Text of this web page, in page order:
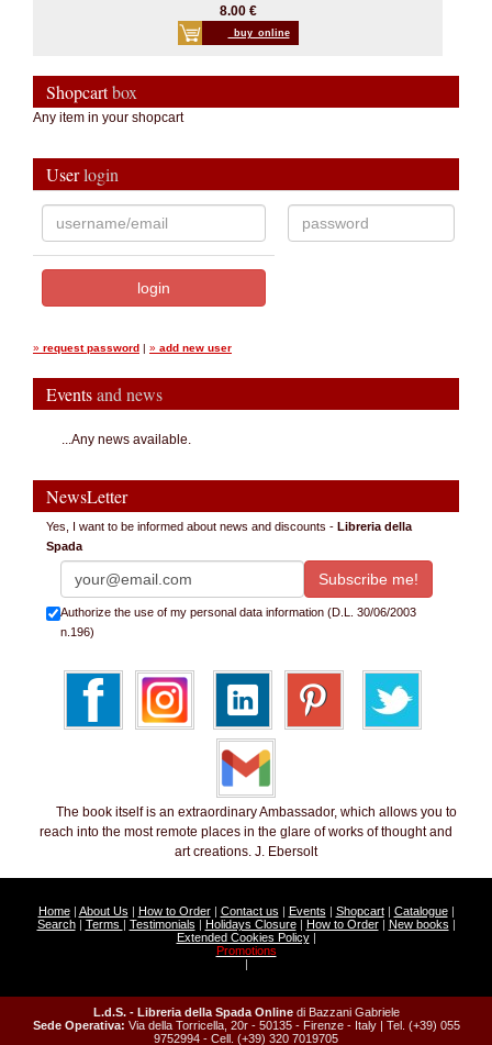
8.00 €
_buy_online
Shopcartbox
Any item in your shopcart
Userlogin
» request password | » add new user
Eventsand news
...Any news available.
NewsLetter
Yes, I want to be informed about news and discounts - Libreria della
Spada
Authorize the use of my personal data information (D.L. 30/06/2003
n.196)
The book itself is an extraordinary Ambassador, which allows you to
reach into the most remote places in the glare of works of thought and
art creations. J. Ebersolt
Home| About Us | How to Order| Contact us | Events | Shopcart| Catalogue|
Search| Terms | Testimonials | Holidays Closure| How to Order| New books |
Extended Cookies Policy|
Promotions
|
L.d.S. - Libreria della Spada Online di Bazzani Gabriele
Sede Operativa: Via della Torricella, 20r - 50135 - Firenze - Italy | Tel. (+39) 055
9752994 - Cell. (+39) 320 7019705